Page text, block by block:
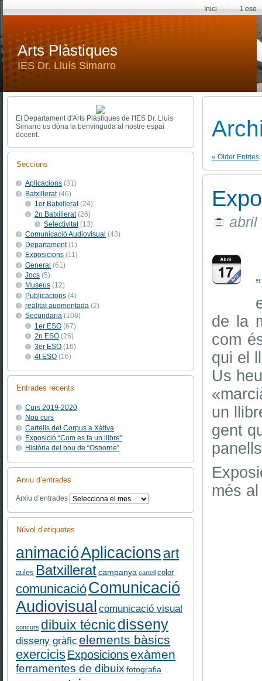
Inici 1 eso
Arts Plàstiques
IES Dr. Lluís Simarro
El Departament d'Arts Plàstiques de l'IES Dr. Lluís
Simarro us dóna la benvinguda al nostre espai
docent.
Seccions
Aplicacions (31)
Batxillerat(46)
1er Batxillerat(24)
2n Batxillerat(26)
Selectivitat(13)
Comunicació Audiovisual (43)
Departament(1)
Exposicions (11)
General (61)
Jocs (5)
Museus (12)
Publicacions (4)
realitat augmentada (2)
Secundaria (108)
1er ESO (67)
2n ESO (26)
3er ESO (16)
4t ESO (16)
Entrades recents
Curs 2019-2020
Nou curs
Cartells del Corpus a Xàtiva
Exposició “Com es fa un llibre”
Història del bou de “Osborne”
Arxiu d’entrades
Arxiu d’entrades
Núvol d’etiquetes
animacióAplicacionsart
aules Batxilleratcampanya cartell color
comunicacióComunicació
Audiovisual comunicació visual
concurs dibuix técnicdisseny
disseny gràfic elements bàsics
exercicisExposicionsexàmen
ferramentes de dibuix fotografia
« Older Entries
abril
de la
com
qui el
Us
un
gent
més